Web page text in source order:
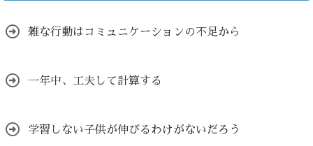
雑な行動はコミュニケーションの不足から
一年中、工夫して計算する
学習しない子供が伸びるわけがないだろう